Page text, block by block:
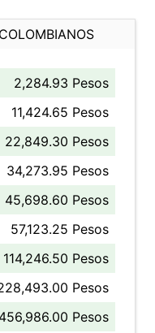
2,284.93 Pesos
11,424.65 Pesos
22,849.30 Pesos
34,273.95 Pesos
45,698.60 Pesos
57,123.25 Pesos
114,246.50 Pesos
Pesos
456,986.00 Pesos